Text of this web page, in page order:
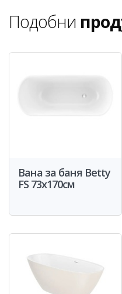
Подобни
Вана за баня Betty
FS 73x170см